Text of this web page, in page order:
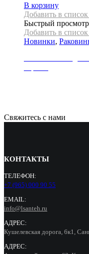
В корзину
Добавить в
Быстрый просмотр
Добавить в
Новинки,
Свяжитесь с нами
КОНТАКТЫ
ТЕЛЕФОН:
+7 (965) 000 90 55
EMAIL:
info@lsanteh.ru
АДРЕС:
Кушелевская дорога, 6к1,
АДРЕС: